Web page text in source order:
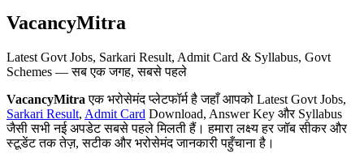
VacancyMitra
Latest Govt Jobs, Sarkari Result, Admit Card & Syllabus, Govt
Schemes — सब एक जगह, सबसे पहले
VacancyMitra एक भरोसेमंद प्लेटफॉर्म है जहाँ आपको Latest Govt Jobs,
Sarkari Result, Admit Card Download, Answer Key और Syllabus
जैसी सभी नई अपडेट सबसे पहले मिलती हैं। हमारा लक्ष्य हर जॉब सीकर और
स्टूडेंट तक तेज़, सटीक और भरोसेमंद जानकारी पहुँचाना है।